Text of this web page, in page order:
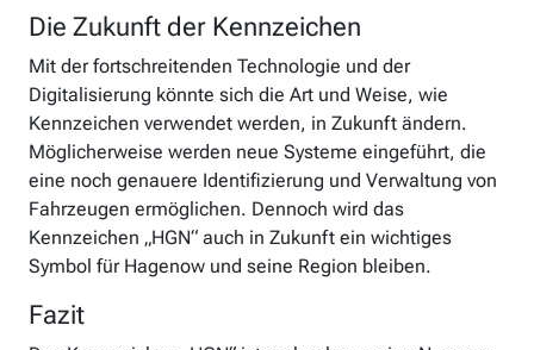
Die Zukunft der Kennzeichen
Mit der fortschreitenden Technologie und der
Digitalisierung könnte sich die Art und Weise, wie
Kennzeichen verwendet werden, in Zukunft ändern.
Möglicherweise werden neue Systeme eingeführt, die
eine noch genauere Identifizierung und Verwaltung von
Fahrzeugen ermöglichen. Dennoch wird das
Kennzeichen „HGN“ auch in Zukunft ein wichtiges
Symbol für Hagenow und seine Region bleiben.
Fazit